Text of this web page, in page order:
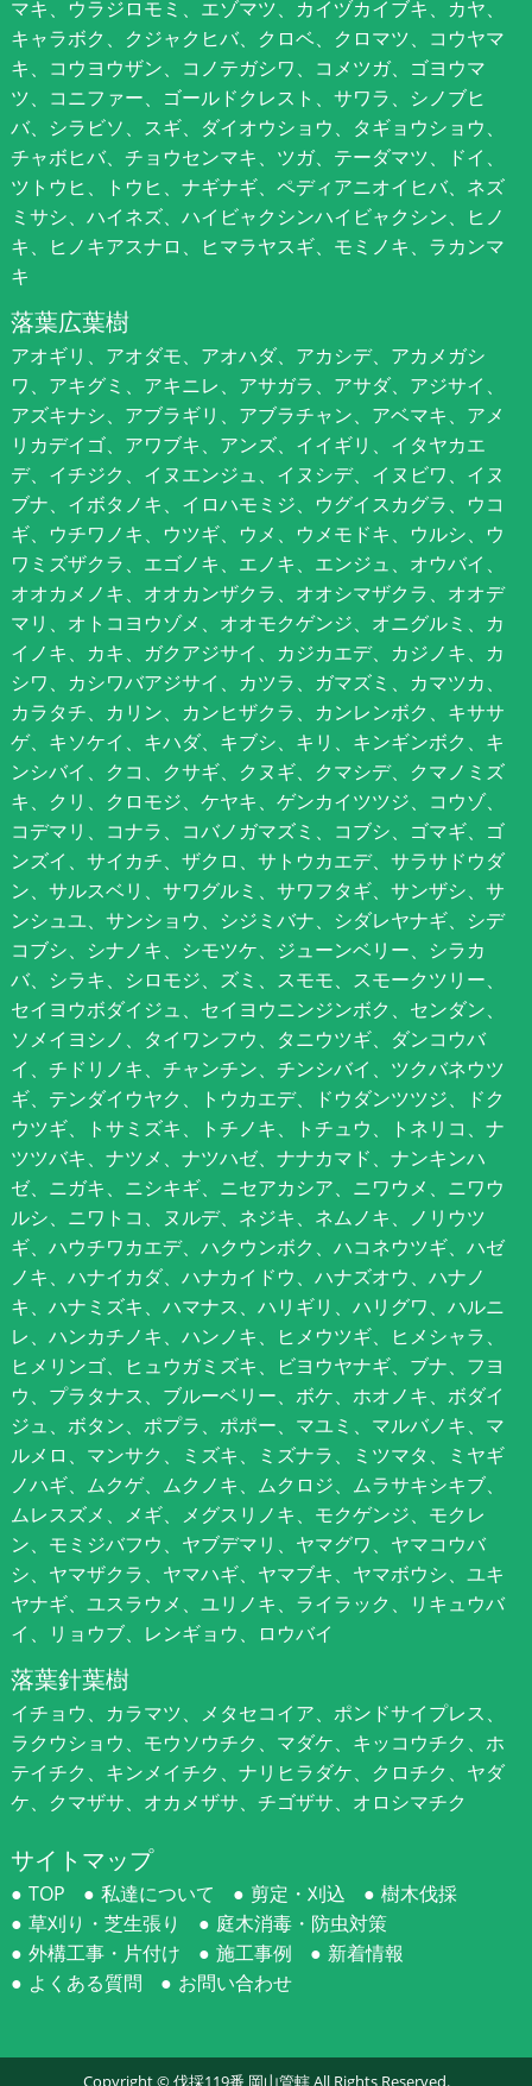
マキ、ウラジロモミ、エゾマツ、カイヅカイブキ、カヤ、
キャラボク、クジャクヒバ、クロベ、クロマツ、コウヤマ
キ、コウヨウザン、コノテガシワ、コメツガ、ゴヨウマ
ツ、コニファー、ゴールドクレスト、サワラ、シノブヒ
バ、シラビソ、スギ、ダイオウショウ、タギョウショウ、
チャボヒバ、チョウセンマキ、ツガ、テーダマツ、ドイ、
ツトウヒ、トウヒ、ナギナギ、ペディアニオイヒバ、ネズ
ミサシ、ハイネズ、ハイビャクシンハイビャクシン、ヒノ
キ、ヒノキアスナロ、ヒマラヤスギ、モミノキ、ラカンマ
キ
落葉広葉樹
アオギリ、アオダモ、アオハダ、アカシデ、アカメガシ
ワ、アキグミ、アキニレ、アサガラ、アサダ、アジサイ、
アズキナシ、アブラギリ、アブラチャン、アベマキ、アメ
リカデイゴ、アワブキ、アンズ、イイギリ、イタヤカエ
デ、イチジク、イヌエンジュ、イヌシデ、イヌビワ、イヌ
ブナ、イボタノキ、イロハモミジ、ウグイスカグラ、ウコ
ギ、ウチワノキ、ウツギ、ウメ、ウメモドキ、ウルシ、ウ
ワミズザクラ、エゴノキ、エノキ、エンジュ、オウバイ、
オオカメノキ、オオカンザクラ、オオシマザクラ、オオデ
マリ、オトコヨウゾメ、オオモクゲンジ、オニグルミ、カ
イノキ、カキ、ガクアジサイ、カジカエデ、カジノキ、カ
シワ、カシワバアジサイ、カツラ、ガマズミ、カマツカ、
カラタチ、カリン、カンヒザクラ、カンレンボク、キササ
ゲ、キソケイ、キハダ、キブシ、キリ、キンギンボク、キ
ンシバイ、クコ、クサギ、クヌギ、クマシデ、クマノミズ
キ、クリ、クロモジ、ケヤキ、ゲンカイツツジ、コウゾ、
コデマリ、コナラ、コバノガマズミ、コブシ、ゴマギ、ゴ
ンズイ、サイカチ、ザクロ、サトウカエデ、サラサドウダ
ン、サルスベリ、サワグルミ、サワフタギ、サンザシ、サ
ンシュユ、サンショウ、シジミバナ、シダレヤナギ、シデ
コブシ、シナノキ、シモツケ、ジューンベリー、シラカ
バ、シラキ、シロモジ、ズミ、スモモ、スモークツリー、
セイヨウボダイジュ、セイヨウニンジンボク、センダン、
ソメイヨシノ、タイワンフウ、タニウツギ、ダンコウバ
イ、チドリノキ、チャンチン、チンシバイ、ツクバネウツ
ギ、テンダイウヤク、トウカエデ、ドウダンツツジ、ドク
ウツギ、トサミズキ、トチノキ、トチュウ、トネリコ、ナ
ツツバキ、ナツメ、ナツハゼ、ナナカマド、ナンキンハ
ゼ、ニガキ、ニシキギ、ニセアカシア、ニワウメ、ニワウ
ルシ、ニワトコ、ヌルデ、ネジキ、ネムノキ、ノリウツ
ギ、ハウチワカエデ、ハクウンボク、ハコネウツギ、ハゼ
ノキ、ハナイカダ、ハナカイドウ、ハナズオウ、ハナノ
キ、ハナミズキ、ハマナス、ハリギリ、ハリグワ、ハルニ
レ、ハンカチノキ、ハンノキ、ヒメウツギ、ヒメシャラ、
ヒメリンゴ、ヒュウガミズキ、ビヨウヤナギ、ブナ、フヨ
ウ、プラタナス、ブルーベリー、ボケ、ホオノキ、ボダイ
ジュ、ボタン、ポプラ、ポポー、マユミ、マルバノキ、マ
ルメロ、マンサク、ミズキ、ミズナラ、ミツマタ、ミヤギ
ノハギ、ムクゲ、ムクノキ、ムクロジ、ムラサキシキブ、
ムレスズメ、メギ、メグスリノキ、モクゲンジ、モクレ
ン、モミジバフウ、ヤブデマリ、ヤマグワ、ヤマコウバ
シ、ヤマザクラ、ヤマハギ、ヤマブキ、ヤマボウシ、ユキ
ヤナギ、ユスラウメ、ユリノキ、ライラック、リキュウバ
イ、リョウブ、レンギョウ、ロウバイ
落葉針葉樹
イチョウ、カラマツ、メタセコイア、ポンドサイプレス、
ラクウショウ、モウソウチク、マダケ、キッコウチク、ホ
テイチク、キンメイチク、ナリヒラダケ、クロチク、ヤダ
ケ、クマザサ、オカメザサ、チゴザサ、オロシマチク
サイトマップ
TOP 私達について 剪定・刈込
樹木伐採
草刈り・芝生張り
庭木消毒・防虫対策
外構工事・片付け
施工事例
新着情報
よくある質問
お問い合わせ
Copyright ©伐採119番 岡山管轄All Rights Reserved.